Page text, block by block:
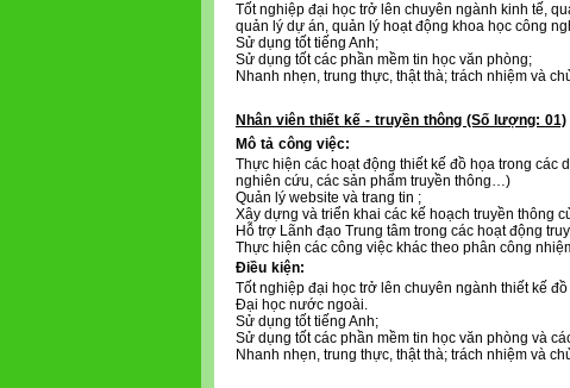
Tốt nghiệp đại học trở lên chuyên ngành kinh tế,
quản lý dự án, quản lý hoạt động khoa học công
Sử dụng tốt tiếng Anh;
Sử dụng tốt các phần mềm tin học văn phòng;
Nhanh nhẹn, trung thực, thật thà; trách nhiệm và
Nhân viên thiết kế - truyền thông (Số lượng: 01)
Mô tả công việc:
Thực hiện các hoạt động thiết kế đồ họa trong các
nghiên cứu, các sản phẩm truyền thông…)
Quản lý website và trang tin ;
Xây dựng và triển khai các kế hoạch truyền thông
Hỗ trợ Lãnh đạo Trung tâm trong các hoạt động
Thực hiện các công việc khác theo phân công
Điều kiện:
Tốt nghiệp đại học trở lên chuyên ngành thiết kế
Đại học nước ngoài.
Sử dụng tốt tiếng Anh;
Sử dụng tốt các phần mềm tin học văn phòng và
Nhanh nhẹn, trung thực, thật thà; trách nhiệm và